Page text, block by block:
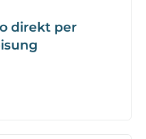
direkt per